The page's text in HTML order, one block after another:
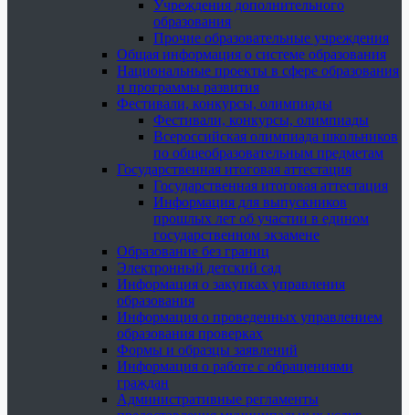
Учреждения дополнительного
образования
Прочие образовательные учреждения
Общая информация о системе образования
Национальные проекты в сфере образования
и программы развития
Фестивали, конкурсы, олимпиады
Фестивали, конкурсы, олимпиады
Всероссийская олимпиада школьников
по общеобразовательным предметам
Государственная итоговая аттестация
Государственная итоговая аттестация
Информация для выпускников
прошлых лет об участии в едином
государственном экзамене
Образование без границ
Электронный детский сад
Информация о закупках управления
образования
Информация о проведенных управлением
образования проверках
Формы и образцы заявлений
Информация о работе с обращениями
граждан
Административные регламенты